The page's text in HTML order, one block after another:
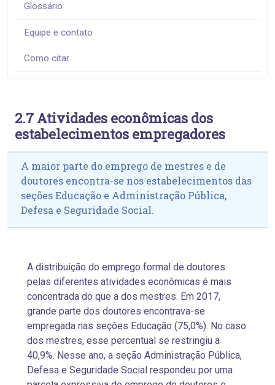
Glossário
Equipe e contato
Como citar
2.7 Atividades econômicas dos
estabelecimentos empregadores
A maior parte do emprego de mestres e de
doutores encontra-se nos estabelecimentos das
seções Educação e Administração Pública,
Defesa e Seguridade Social.
A distribuição do emprego formal de doutores
pelas diferentes atividades econômicas é mais
concentrada do que a dos mestres. Em 2017,
grande parte dos doutores encontrava-se
empregada nas seções Educação (75,0%). No caso
dos mestres, esse percentual se restringiu a
40,9%. Nesse ano, a seção Administração Pública,
Defesa e Seguridade Social respondeu por uma